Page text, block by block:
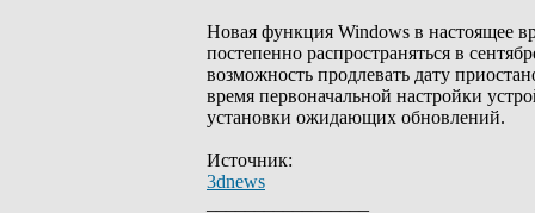
Новая функция Windows в настоящее
постепенно распространяться в
возможность продлевать дату
время первоначальной настройки
установки ожидающих обновлений.
Источник:
3dnews